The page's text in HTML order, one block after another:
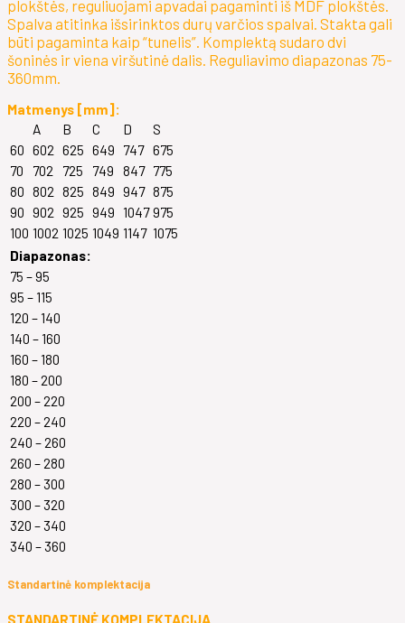
plokštės, reguliuojami apvadai pagaminti iš MDF plokštės.
Spalva atitinka išsirinktos durų varčios spalvai. Stakta gali
būti pagaminta kaip “tunelis”. Komplektą sudaro dvi
šoninės ir viena viršutinė dalis. Reguliavimo diapazonas 75-
360mm.
Matmenys [mm]:
A
B C D
S
60 602 625 649 747 675
70
702 725 749 847 775
80 802 825 849 947 875
90 902 925 949 1047 975
100 1002 1025 1049 1147 1075
Diapazonas:
75 – 95
95 – 115
120 – 140
140 – 160
160 – 180
180 – 200
200 – 220
220 – 240
240 – 260
260 – 280
280 – 300
300 – 320
320 – 340
340 – 360
Standartinė komplektacija
STANDARTINĖ KOMPLEKTACIJA